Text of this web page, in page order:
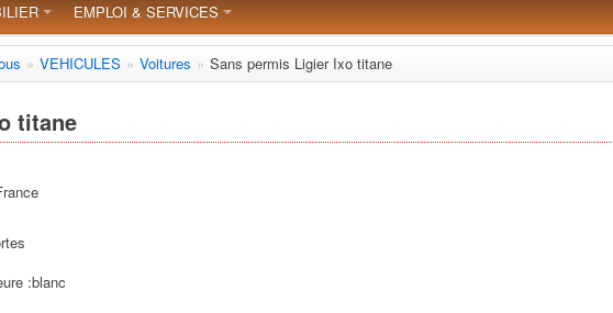
EMPLOI & SERVICES
» VEHICULES » Voitures » Sans permis Ligier Ixo titane
titane
:blanc